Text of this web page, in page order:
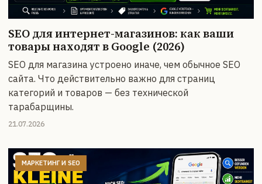
SEO для интернет-магазинов: как ваши
товары находят в Google (2026)
SEO для магазина устроено иначе, чем обычное SEO
сайта. Что действительно важно для страниц
категорий и товаров — без технической
тарабарщины.
21.07.2026
МАРКЕТИНГ И SEO